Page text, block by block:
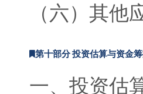
（六）其他
第十部分 投资估算与资金
一、投资估